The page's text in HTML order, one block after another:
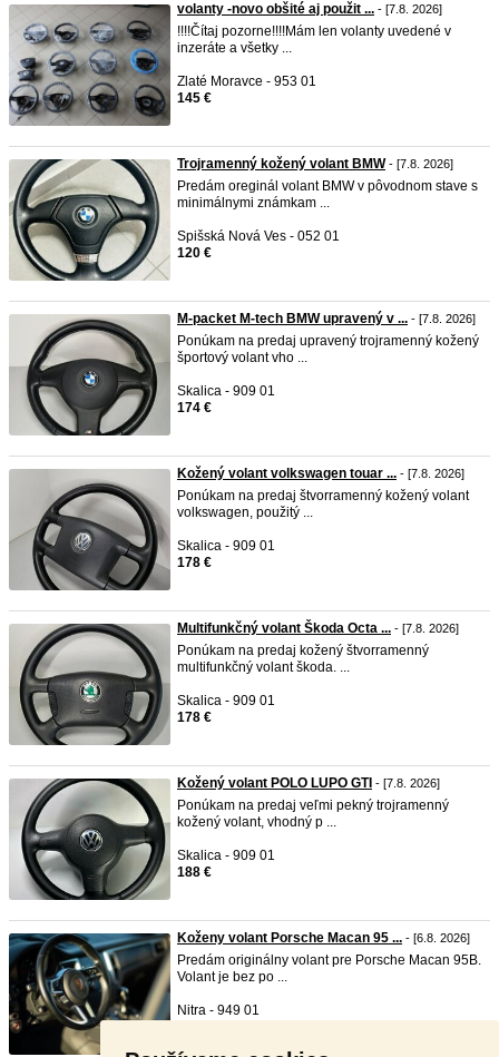
volanty -novo obšité aj použit ... - [7.8. 2026]
!!!!Čítaj pozorne!!!!Mám len volanty uvedené v
inzeráte a všetky ...
Zlaté Moravce - 953 01
145 €
Trojramenný kožený volant BMW- [7.8. 2026]
Predám oreginál volant BMW v pôvodnom stave s
minimálnymi známkam ...
Spišská Nová Ves - 052 01
120 €
M-packet M-tech BMW upravený v ... - [7.8. 2026]
Ponúkam na predaj upravený trojramenný kožený
športový volant vho ...
Skalica - 909 01
174 €
Kožený volant volkswagen touar ... - [7.8. 2026]
Ponúkam na predaj štvorramenný kožený volant
volkswagen, použitý ...
Skalica - 909 01
178 €
Multifunkčný volant Škoda Octa ... - [7.8. 2026]
Ponúkam na predaj kožený štvorramenný
multifunkčný volant škoda. ...
Skalica - 909 01
178 €
Kožený volant POLO LUPO GTI - [7.8. 2026]
Ponúkam na predaj veľmi pekný trojramenný
kožený volant, vhodný p ...
Skalica - 909 01
188 €
Koženy volant Porsche Macan 95 ... - [6.8. 2026]
Predám originálny volant pre Porsche Macan 95B.
Volant je bez po ...
Nitra - 949 01